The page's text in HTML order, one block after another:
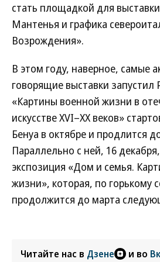
стать площадкой для
Мантенья и графика
Возрождения».
В этом году, наверное, самые
говорящие выставки запустил
«Картины военной жизни в
искусстве XVI–XX веков»
Бенуа в октябре и продлится
Параллельно с ней, 16
экспозиция «Дом и семья.
жизни», которая, по горькому
продолжится до марта
Читайте нас в Дзене и во